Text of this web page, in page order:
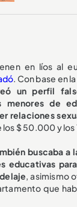
en líos al
. Con base en
un perfil
menores de
relaciones
los $ 50.000 y
buscaba a
educativas
, asimismo
que